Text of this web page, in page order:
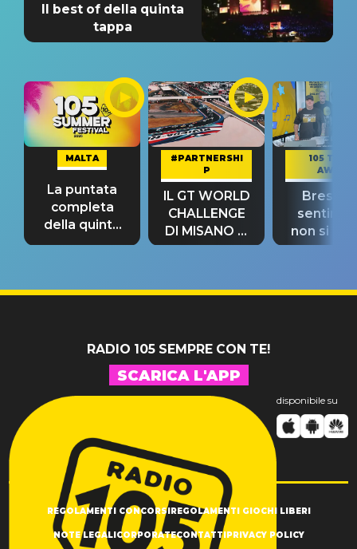
Il best of della quinta
tappa
MALTA
La puntata
completa
della quinta
tappa
#PARTNERSHI
P
IL GT WORLD
CHALLENGE
DI MISANO si
riconferma
105 TAKE
AWAY
Bresh:
non si
fino alla
RADIO 105 SEMPRE CON TE!
SCARICA L'APP
disponibile su
REGOLAMENTI CONCORSI REGOLAMENTI GIOCHI LIBERI
NOTE LEGALI CORPORATECONTATTI PRIVACY POLICY